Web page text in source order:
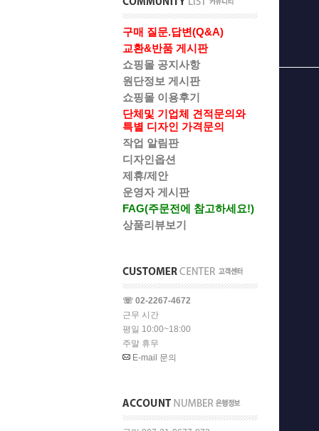
구매 질문.답변(Q&A)
교환&반품 게시판
쇼핑몰 공지사항
원단정보 게시판
쇼핑몰 이용후기
단체및 기업체 견적문의와
특별 디자인 가격문의
작업 알림판
디자인옵션
제휴/제안
운영자 게시판
FAG(주문전에 참고하세요!)
상품리뷰보기
☏ 02-2267-4672
근무 시간
평일 10:00~18:00
주말 휴무
E-mail 문의